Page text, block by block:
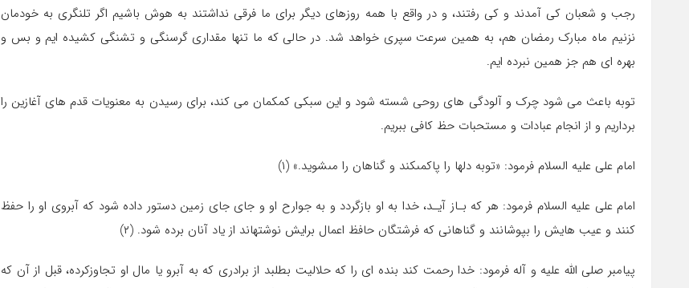
رجب و شعبان کی آمدند و کی رفتند، و در واقع با همه روزهای دیگر برای ما فرقی نداشتند به هوش باشیم اگر تلنگری به خودمان
نزنیم ماه مبارک رمضان هم، به همین سرعت سپری خواهد شد. در حالی که ما تنها مقداری گرسنگی و تشنگی کشیده ایم و بس و
بهره ای هم جز همین نبرده ایم.
توبه باعث می شود چرک و آلودگی های روحی شسته شود و این سبکی کمکمان می کند، برای رسیدن به معنویات قدم های آغازین را
برداریم و از انجام عبادات و مستحبات حظ کافی ببریم.
امام على علیه ‏السلام فرمود: «توبه دلها را پاک‏مى‏کند و گناهان را مى‏شوید.» (۱)
امام على علیه‏ السلام فرمود: هر که بـاز آیـد، خدا به او بازگردد و به جوارح او و جاى جاى زمین دستور داده شود که آبروى او را حفظ
کنند و عیب هایش را بپوشانند و گناهانى که فرشتگان حافظ اعمال برایش نوشته‏اند از یاد آنان برده شود. (۲)
پیامبر صلی الله علیه و آله فرمود: خدا رحمت کند بنده اى را که حلالیت بطلبد از برادرى که به آبرو یا مال او تجاوزکرده، قبل از آن که